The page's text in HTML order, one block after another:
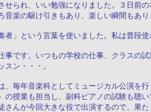
られ、いい勉強になりました。３日前
楽の駆け引きもあり、楽しい瞬間もあ
」という言葉を使いました。私は普段
事です。いつもの学校の仕事、クラスの
ン・・・。
、毎年音楽科としてミュージカル公演を
の授業も担当し、副科ピアノの試験も聴
んが今回大きな役で出演するので、果